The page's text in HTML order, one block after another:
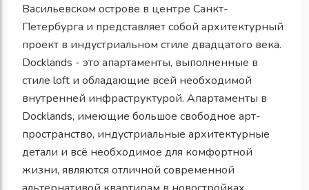
Васильевском острове в центре Санкт-
Петербурга и представляет собой архитектурный
проект в индустриальном стиле двадцатого века.
Docklands - это апартаменты, выполненные в
стиле loft и обладающие всей необходимой
внутренней инфраструктурой. Апартаменты в
Docklands, имеющие большое свободное арт-
пространство, индустриальные архитектурные
детали и всё необходимое для комфортной
жизни, являются отличной современной